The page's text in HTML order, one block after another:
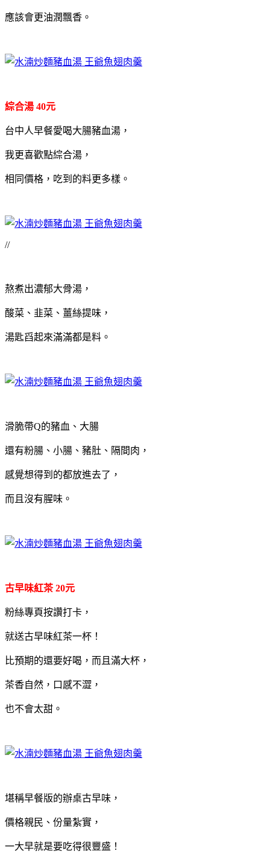
應該會更油潤飄香。
綜合湯 40元
台中人早餐愛喝大腸豬血湯，
我更喜歡點綜合湯，
相同價格，吃到的料更多樣。
//
熬煮出濃郁大骨湯，
酸菜、韭菜、薑絲提味，
湯匙舀起來滿滿都是料。
滑脆帶Q的豬血、大腸
還有粉腸、小腸、豬肚、隔間肉，
感覺想得到的都放進去了，
而且沒有腥味。
古早味紅茶 20元
粉絲專頁按讚打卡，
就送古早味紅茶一杯！
比預期的還要好喝，而且滿大杯，
茶香自然，口感不澀，
也不會太甜。
堪稱早餐版的辦桌古早味，
價格親民、份量紮實，
一大早就是要吃得很豐盛！